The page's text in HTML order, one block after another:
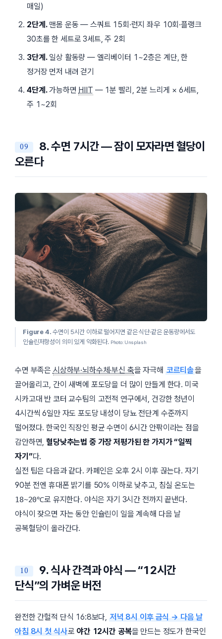
매일)
2단계.맨몸 운동 — 스쿼트 15회·런지 좌우 10회·플랭크
30초를 한 세트로 3세트, 주 2회
3단계.일상 활동량 — 엘리베이터 1~2층은 계단, 한
정거장 먼저 내려 걷기
4단계.가능하면 HIIT — 1분 빨리, 2분 느리게 × 6세트,
주 1~2회
8. 수면 7시간 — 잠이 모자라면 혈당이
오른다
Figure 4. 수면이 5시간 이하로 떨어지면 같은 식단·같은 운동량에서도
인슐린저항성이 의미 있게 악화된다. Photo: Unsplash
수면 부족은 시상하부·뇌하수체·부신 축을 자극해 코르티솔을
끌어올리고, 간이 새벽에 포도당을 더 많이 만들게 한다. 미국
시카고대 반 코터 교수팀의 고전적 연구에서, 건강한 청년이
4시간씩 6일만 자도 포도당 내성이 당뇨 전단계 수준까지
떨어졌다. 한국인 직장인 평균 수면이 6시간 안팎이라는 점을
감안하면,혈당낮추는법 중 가장 저평가된 한 가지가 “일찍
자기”다.
실전 팁은 다음과 같다. 카페인은 오후 2시 이후 끊는다. 자기
90분 전엔 휴대폰 밝기를 50% 이하로 낮추고, 침실 온도는
18~20℃로 유지한다. 야식은 자기 3시간 전까지 끝낸다.
야식이 잦으면 자는 동안 인슐린이 일을 계속해 다음 날
공복혈당이 올라간다.
9. 식사 간격과 야식 — “12시간
단식”의 가벼운 버전
완전한 간헐적 단식 16:8보다, 저녁 8시 이후 금식 → 다음 날
아침 8시 첫 식사로야간 12시간 공복을 만드는 정도가 한국인